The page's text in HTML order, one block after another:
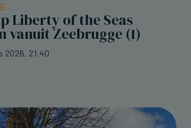
Liberty of the Seas
Zeebrugge (1)
2026, 21:40